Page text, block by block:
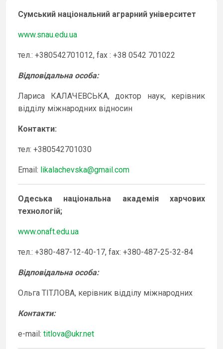
Сумський національний аграрний університет
www.snau.edu.ua
тел.: +380542701012, fax : +38 0542 701022
Відповідальна особа:
Лариса КАЛАЧЕВСЬКА, доктор наук, керівник
відділу міжнародних відносин
Контакти:
тел: +380542701030
Email: likalachevska@gmail.com
Одеська національна академія харчових
технологій;
www.onaft.edu.ua
тел.: +380-487-12-40-17, fax: +380-487-25-32-84
Відповідальна особа:
Ольга ТІТЛОВА, керівник відділу міжнародних
Контакти:
e-mail: titlova@ukr.net